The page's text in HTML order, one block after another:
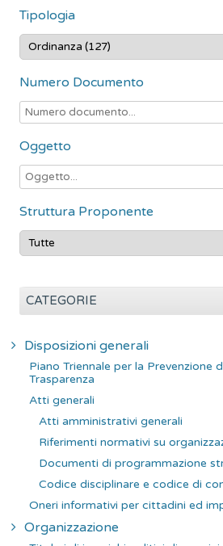
Tipologia
Numero Documento
Oggetto
Struttura Proponente
CATEGORIE
Disposizioni generali
Piano Triennale per la Prevenzione
Trasparenza
Atti generali
Atti amministrativi generali
Riferimenti normativi su
Documenti di programmazione
Codice disciplinare e codice di
Oneri informativi per cittadini ed
Organizzazione